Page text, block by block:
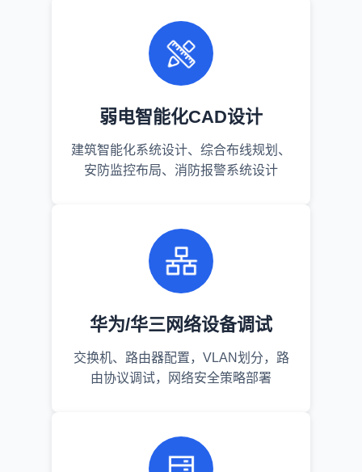
弱电智能化CAD设计
建筑智能化系统设计、综合布线规划、
安防监控布局、消防报警系统设计
华为/华三网络设备调试
交换机、路由器配置，VLAN划分，路
由协议调试，网络安全策略部署